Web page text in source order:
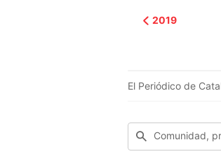
2019
El Periódico de
Comunidad,